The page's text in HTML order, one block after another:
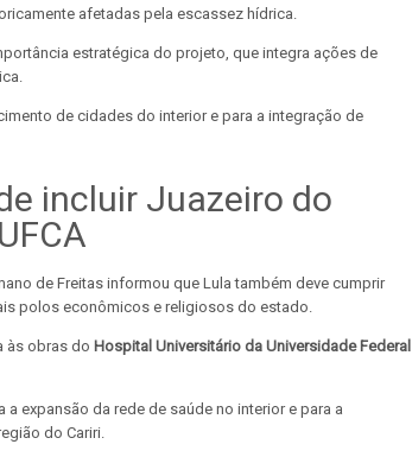
afetadas pela escassez hídrica.
estratégica do projeto, que integra ações de
de cidades do interior e para a integração de
incluir Juazeiro do
de Freitas informou que Lula também deve cumprir
polos econômicos e religiosos do estado.
às obras do Hospital Universitário da Universidade Federal
expansão da rede de saúde no interior e para a
do Cariri.